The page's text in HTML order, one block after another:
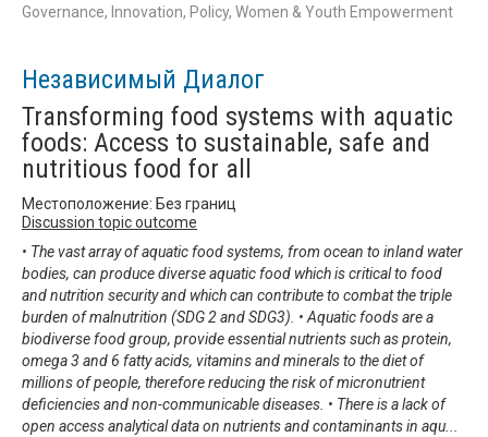
Governance, Innovation, Policy, Women & Youth Empowerment
Независимый Диалог
Transforming food systems with aquatic
foods: Access to sustainable, safe and
nutritious food for all
Местоположение: Без границ
Discussion topic outcome
• The vast array of aquatic food systems, from ocean to inland water
bodies, can produce diverse aquatic food which is critical to food
and nutrition security and which can contribute to combat the triple
burden of malnutrition (SDG 2 and SDG3). • Aquatic foods are a
biodiverse food group, provide essential nutrients such as protein,
omega 3 and 6 fatty acids, vitamins and minerals to the diet of
millions of people, therefore reducing the risk of micronutrient
deficiencies and non-communicable diseases. • There is a lack of
open access analytical data on nutrients and contaminants in aqu